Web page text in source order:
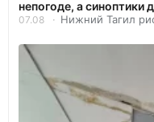
непогоде, а синоптики
07.08 Нижний Тагил